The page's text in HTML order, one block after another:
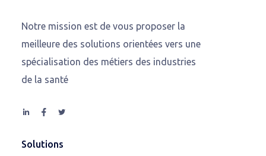
Notre mission est de vous proposer la
meilleure des solutions orientées vers une
spécialisation des métiers des industries
de la santé
Solutions